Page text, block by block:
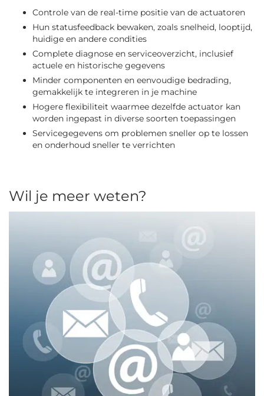
Controle van de real-time positie van de actuatoren
Hun statusfeedback bewaken, zoals snelheid, looptijd,
huidige en andere condities
Complete diagnose en serviceoverzicht, inclusief
actuele en historische gegevens
Minder componenten en eenvoudige bedrading,
gemakkelijk te integreren in je machine
Hogere flexibiliteit waarmee dezelfde actuator kan
worden ingepast in diverse soorten toepassingen
Servicegegevens om problemen sneller op te lossen
en onderhoud sneller te verrichten
Wil je meer weten?